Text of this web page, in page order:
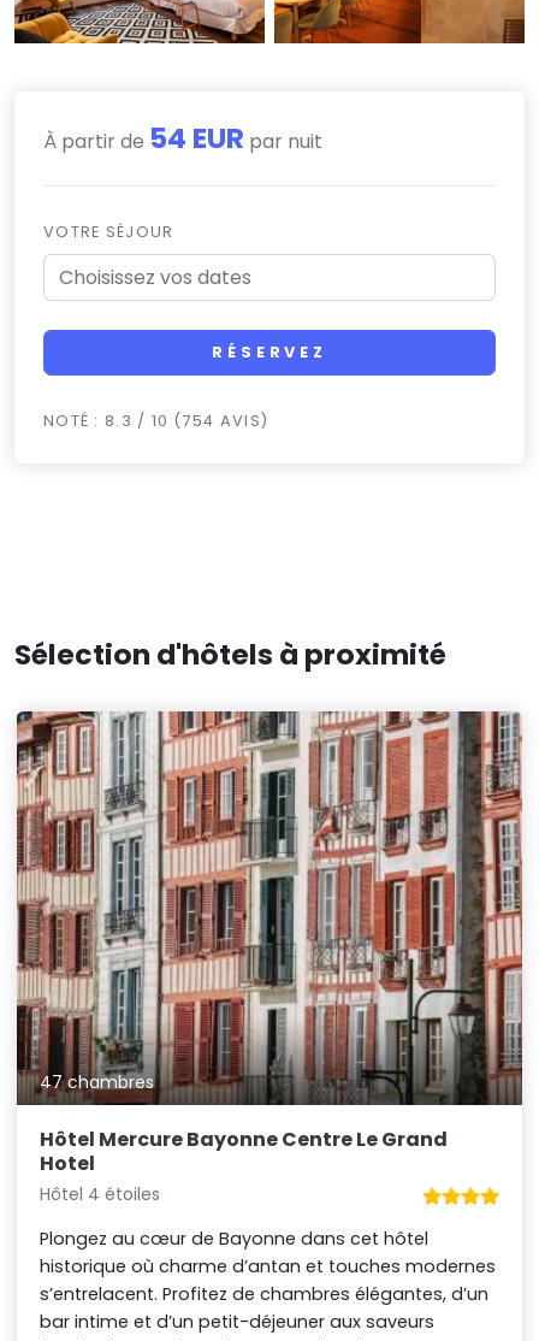
À partir de 54 EUR par nuit
VOTRE SÉJOUR
RÉSERVEZ
NOTÉ : 8.3 / 10 (754 AVIS)
Sélection d'hôtels à proximité
47 chambres
Hôtel Mercure Bayonne Centre Le Grand
Hotel
Hôtel 4 étoiles
Plongez au cœur de Bayonne dans cet hôtel
historique où charme d’antan et touches modernes
s’entrelacent. Profitez de chambres élégantes, d’un
bar intime et d’un petit-déjeuner aux saveurs